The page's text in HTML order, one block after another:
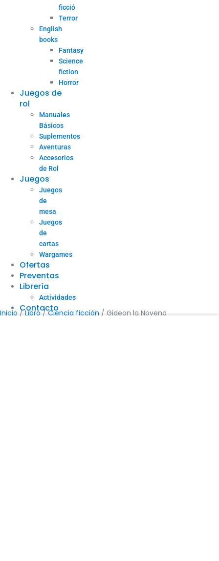
ficció
Terror
English
books
Fantasy
Science
fiction
Horror
Juegos de
rol
Manuales
Básicos
Suplementos
Aventuras
Accesorios
de Rol
Juegos
Juegos
de
mesa
Juegos
de
cartas
Wargames
Ofertas
Preventas
Librería
Actividades
Contacto
Inicio /Libro/Ciencia ficción / Gideon la Novena